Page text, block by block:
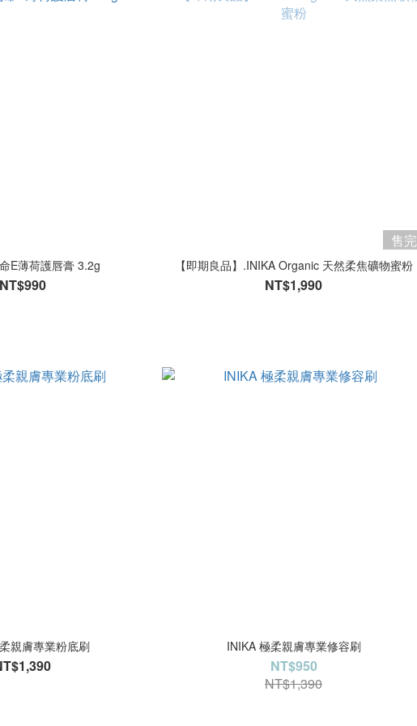
E薄荷護唇膏 3.2g
NT$990
售完
【即期良品】.INIKA Organic 天然柔焦礦物蜜粉
NT$1,990
親膚專業粉底刷 INIKA 極柔親膚專業修容刷
NT$950
NT$1,390